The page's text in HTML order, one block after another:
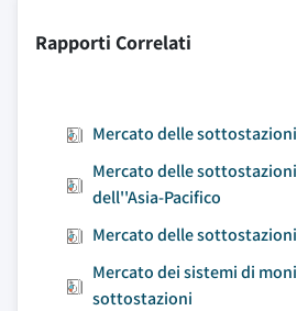
Rapporti Correlati
Mercato delle
Mercato delle
dell''Asia-Pacifico
Mercato delle
Mercato dei sistemi di
sottostazioni